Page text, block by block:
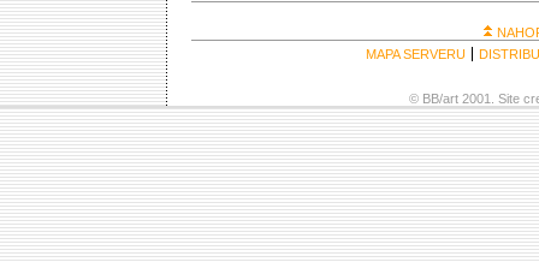
MAPA SERVERU
© BB/art 2001. Site